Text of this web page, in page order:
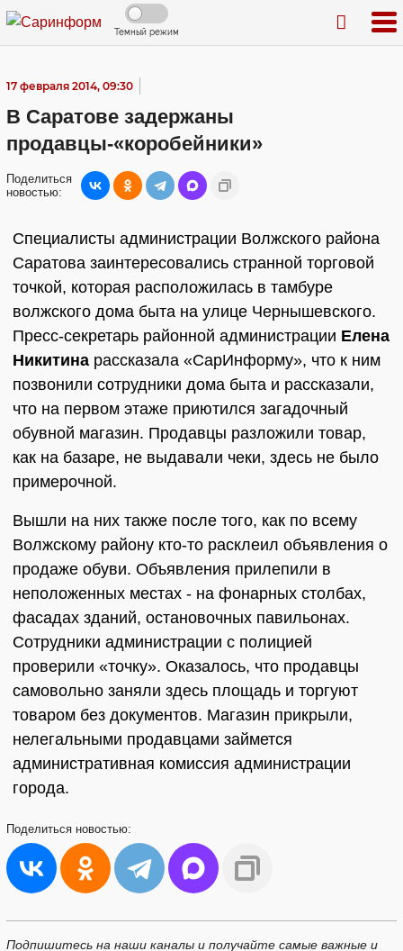
Темный режим
17 февраля 2014, 09:30
В Саратове задержаны
продавцы-«коробейники»
Поделиться
новостью:
Специалисты администрации Волжского района
Саратова заинтересовались странной торговой
точкой, которая расположилась в тамбуре
волжского дома быта на улице Чернышевского.
Пресс-секретарь районной администрации Елена
Никитина рассказала «СарИнформу», что к ним
позвонили сотрудники дома быта и рассказали,
что на первом этаже приютился загадочный
обувной магазин. Продавцы разложили товар,
как на базаре, не выдавали чеки, здесь не было
примерочной.
Вышли на них также после того, как по всему
Волжскому району кто-то расклеил объявления о
продаже обуви. Объявления прилепили в
неположенных местах - на фонарных столбах,
фасадах зданий, остановочных павильонах.
Сотрудники администрации с полицией
проверили «точку». Оказалось, что продавцы
самовольно заняли здесь площадь и торгуют
товаром без документов. Магазин прикрыли,
нелегальными продавцами займется
административная комиссия администрации
города.
Поделиться новостью:
Подпишитесь на наши каналы и получайте самые важные и